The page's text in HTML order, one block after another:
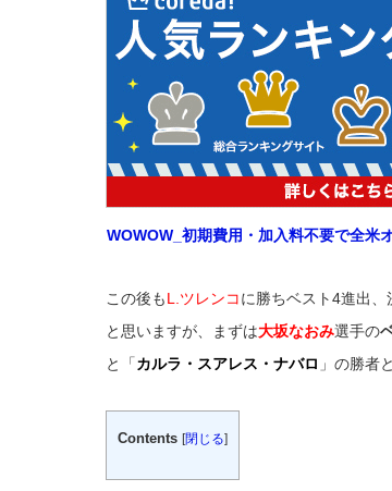
WOWOW_初期費用・加入料不要で全米
この後もL.ツレンコに勝ちベスト4進出
と思いますが、まずは大坂なおみ選手の
と「カルラ・スアレス・ナバロ 」の勝者
Contents [閉じる]